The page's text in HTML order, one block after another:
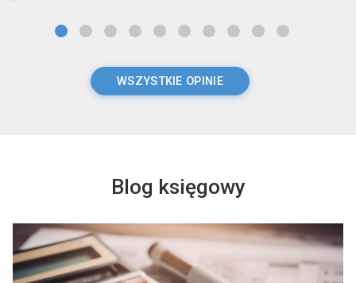
WSZYSTKIE OPINIE
Blog księgowy